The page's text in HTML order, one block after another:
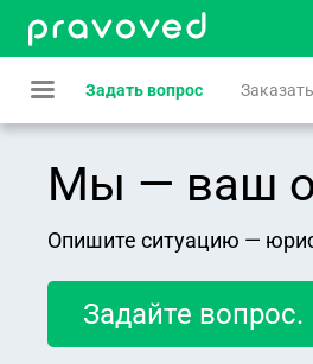
Задать вопрос
Мы — ваш
Опишите ситуацию —
Задайте